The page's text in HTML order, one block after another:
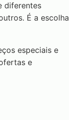
diferentes
É a escolha
especiais e
e